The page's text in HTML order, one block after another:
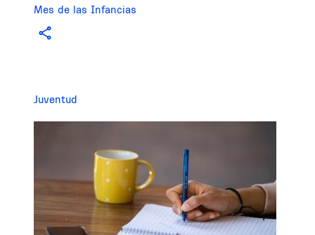
Mes de las Infancias
Juventud